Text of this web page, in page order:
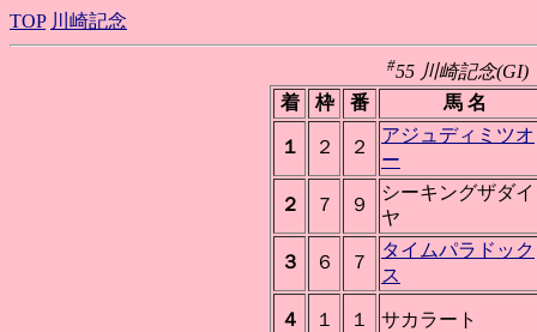
TOP 川崎記念
#55 川崎記念(GI)
着
枠 番 馬 名
１ ２ ２
アジュディミツオ
ー
２ ７ ９
シーキングザダイ
ヤ
３ ６ ７
タイムパラドック
ス
４ １ １ サカラート